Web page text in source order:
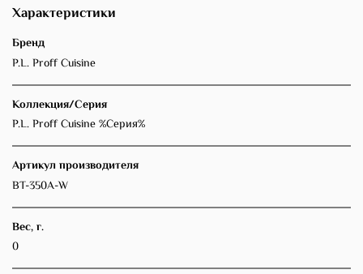
Характеристики
Бренд
P.L. Proff Cuisine
Коллекция/Серия
P.L. Proff Cuisine %Серия%
Артикул производителя
BT-350A-W
Вес, г.
0